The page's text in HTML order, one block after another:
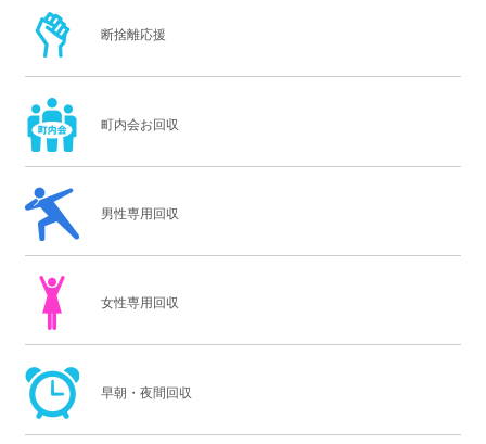
断捨離応援
町内会お回収
男性専用回収
女性専用回収
早朝・夜間回収